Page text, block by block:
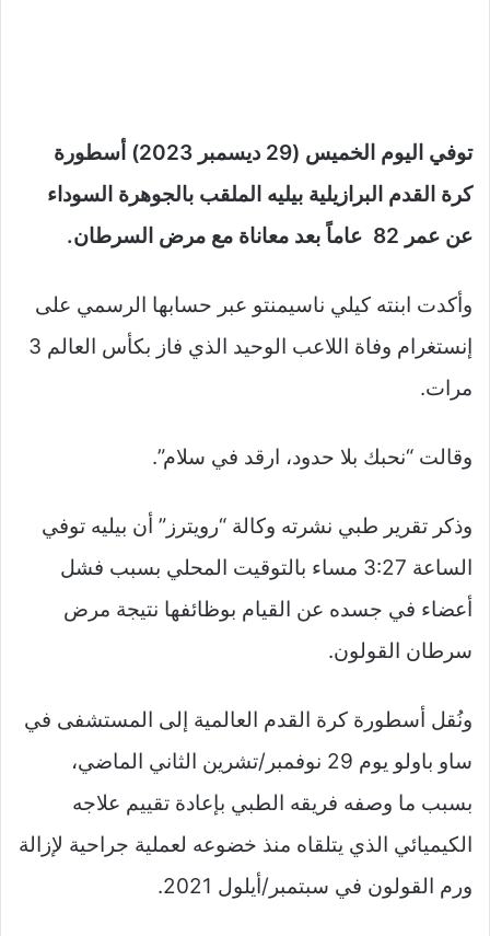
توفي اليوم الخميس (29 ديسمبر 2023) أسطورة
كرة القدم البرازيلية بيليه الملقب بالجوهرة السوداء
عن عمر 82 عاماً بعد معاناة مع مرض السرطان.
وأكدت ابنته كيلي ناسيمنتو عبر حسابها الرسمي على
إنستغرام وفاة اللاعب الوحيد الذي فاز بكأس العالم 3
مرات.
وقالت “نحبك بلا حدود، ارقد في سلام”.
وذكر تقرير طبي نشرته وكالة “رويترز” أن بيليه توفي
الساعة 3:27 مساء بالتوقيت المحلي بسبب فشل
أعضاء في جسده عن القيام بوظائفها نتيجة مرض
سرطان القولون.
ونُقل أسطورة كرة القدم العالمية إلى المستشفى في
ساو باولو يوم 29 نوفمبر/تشرين الثاني الماضي،
بسبب ما وصفه فريقه الطبي بإعادة تقييم علاجه
الكيميائي الذي يتلقاه منذ خضوعه لعملية جراحية لإزالة
ورم القولون في سبتمبر/أيلول 2021.